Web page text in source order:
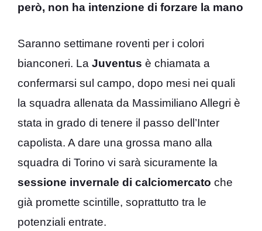
però, non ha intenzione di forzare la mano
Saranno settimane roventi per i colori
bianconeri. La Juventus è chiamata a
confermarsi sul campo, dopo mesi nei quali
la squadra allenata da Massimiliano Allegri è
stata in grado di tenere il passo dell’Inter
capolista. A dare una grossa mano alla
squadra di Torino vi sarà sicuramente la
sessione invernale di calciomercato che
già promette scintille, soprattutto tra le
potenziali entrate.